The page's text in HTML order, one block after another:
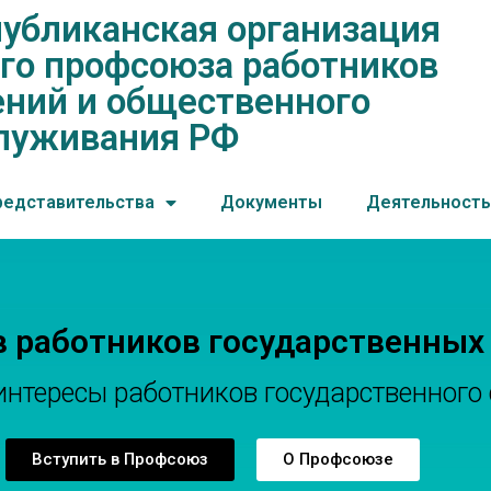
организация
и общественного
организация
профсоюза работников
и общественного
РФ
Документы Деятельность
работников государственного
Вступить в Профсоюз О Профсоюзе